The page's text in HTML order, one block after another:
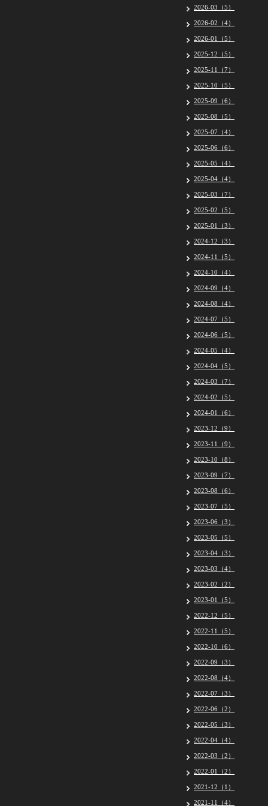
2026-03（5）
2026-02（4）
2026-01（5）
2025-12（5）
2025-11（7）
2025-10（5）
2025-09（6）
2025-08（5）
2025-07（4）
2025-06（6）
2025-05（4）
2025-04（4）
2025-03（7）
2025-02（5）
2025-01（3）
2024-12（3）
2024-11（5）
2024-10（4）
2024-09（4）
2024-08（4）
2024-07（5）
2024-06（5）
2024-05（4）
2024-04（5）
2024-03（7）
2024-02（5）
2024-01（6）
2023-12（9）
2023-11（9）
2023-10（8）
2023-09（7）
2023-08（6）
2023-07（5）
2023-06（3）
2023-05（5）
2023-04（3）
2023-03（4）
2023-02（2）
2023-01（5）
2022-12（5）
2022-11（5）
2022-10（6）
2022-09（3）
2022-08（4）
2022-07（3）
2022-06（2）
2022-05（3）
2022-04（4）
2022-03（2）
2022-01（2）
2021-12（1）
2021-11（4）